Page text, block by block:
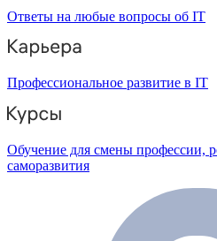
Ответы на любые вопросы об IT
Профессиональное развитие в IT
Обучение для смены профессии,
саморазвития